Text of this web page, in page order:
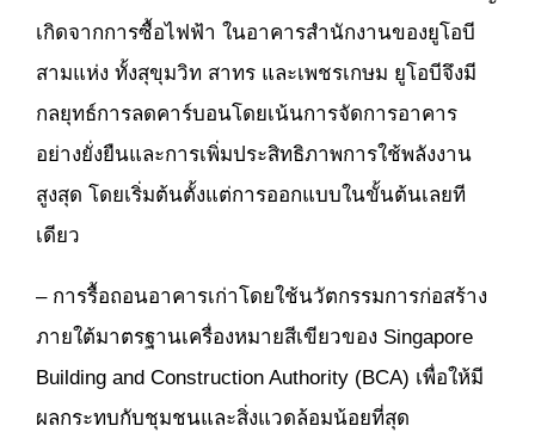
เกิดจากการซื้อไฟฟ้า ในอาคารสำนักงานของยูโอบี
สามแห่ง ทั้งสุขุมวิท สาทร และเพชรเกษม ยูโอบีจึงมี
กลยุทธ์การลดคาร์บอนโดยเน้นการจัดการอาคาร
อย่างยั่งยืนและการเพิ่มประสิทธิภาพการใช้พลังงาน
สูงสุด โดยเริ่มต้นตั้งแต่การออกแบบในขั้นต้นเลยที
เดียว
– การรื้อถอนอาคารเก่าโดยใช้นวัตกรรมการก่อสร้าง
ภายใต้มาตรฐานเครื่องหมายสีเขียวของ Singapore
Building and Construction Authority (BCA) เพื่อให้มี
ผลกระทบกับชุมชนและสิ่งแวดล้อมน้อยที่สุด